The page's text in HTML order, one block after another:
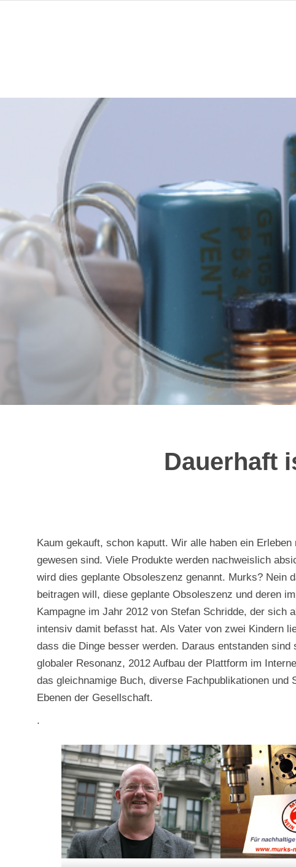
Dauerhaft
Kaum gekauft, schon kaputt. Wir alle haben ein
gewesen sind. Viele Produkte werden nachweislich
wird dies geplante Obsoleszenz genannt. Murks? Nein
beitragen will, diese geplante Obsoleszenz und deren
Kampagne im Jahr 2012 von Stefan Schridde, der sich
intensiv damit befasst hat. Als Vater von zwei Kindern
dass die Dinge besser werden. Daraus entstanden
globaler Resonanz, 2012 Aufbau der Plattform im
das gleichnamige Buch, diverse Fachpublikationen
Ebenen der Gesellschaft.
.